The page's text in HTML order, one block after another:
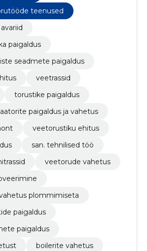
teenused
paigaldus
seadmete paigaldus
veetrassid
torustike paigaldus
paigaldus ja vahetus
veetorustiku ehitus
san. tehnilised töö
veetorude vahetus
plommimiseta
paigaldus
paigaldus
boilerite vahetus